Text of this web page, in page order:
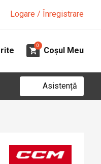
Logare / Înregistrare
0
Coșul Meu
Asistență